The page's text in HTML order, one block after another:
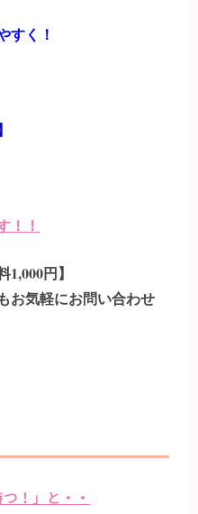
すく！
！！
1,000円】
お気軽にお問い合わせ
つ！」と・・